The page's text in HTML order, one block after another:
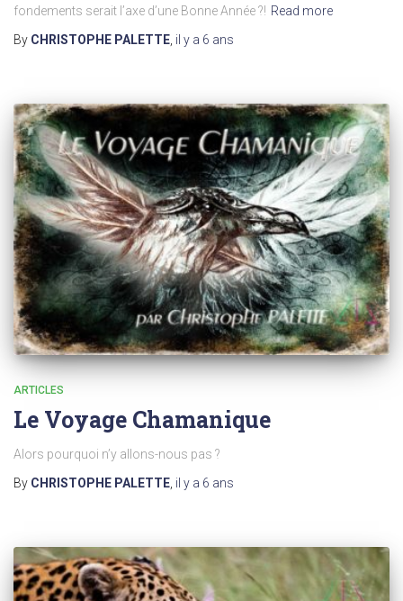
fondements serait l’axe d’une Bonne Année ?! Read more
By CHRISTOPHE PALETTE il y a 6 ans
ARTICLES
Le Voyage Chamanique
Alors pourquoi n’y allons-nous pas ?
By CHRISTOPHE PALETTE il y a 6 ans